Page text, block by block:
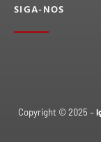
SIGA-NOS
Copyright © 2025 –